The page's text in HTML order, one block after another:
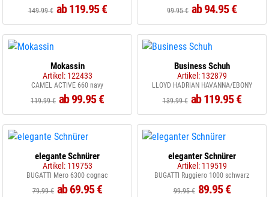
149.99 € ab 119.95 €
99.95 € ab 94.95 €
Mokassin
Artikel: 122433
CAMEL ACTIVE 660 navy
119.99 € ab 99.95 €
Business Schuh
Artikel: 132879
LLOYD HADRIAN HAVANNA/EBONY
139.99 € ab 119.95 €
elegante Schnürer
Artikel: 119753
BUGATTI Mero 6300 cognac
79.99 € ab 69.95 €
eleganter Schnürer
Artikel: 119519
BUGATTI Ruggiero 1000 schwarz
99.95 € 89.95 €